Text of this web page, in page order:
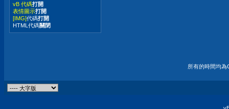
vB 代碼打開
表情圖示打開
[IMG]代碼打開
HTML代碼關閉
所有的時間均為